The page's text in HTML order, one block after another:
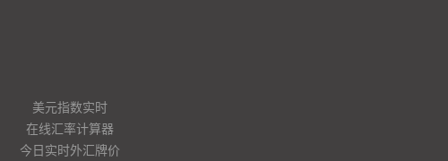
美元指数实时
在线汇率计算器
今日实时外汇牌价